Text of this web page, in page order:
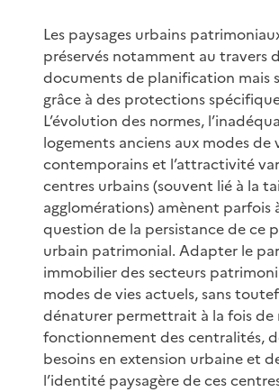
Les paysages urbains
préservés notamment au travers
documents de planification mais
grâce à des protections
L’évolution des normes,
logements anciens aux modes de
contemporains et l’attractivité
centres urbains (souvent lié à la
agglomérations) amènent parfois
question de la persistance de ce
urbain patrimonial. Adapter le
immobilier des secteurs
modes de vies actuels, sans
dénaturer permettrait à la fois de
fonctionnement des centralités,
besoins en extension urbaine et
l’identité paysagère de ces